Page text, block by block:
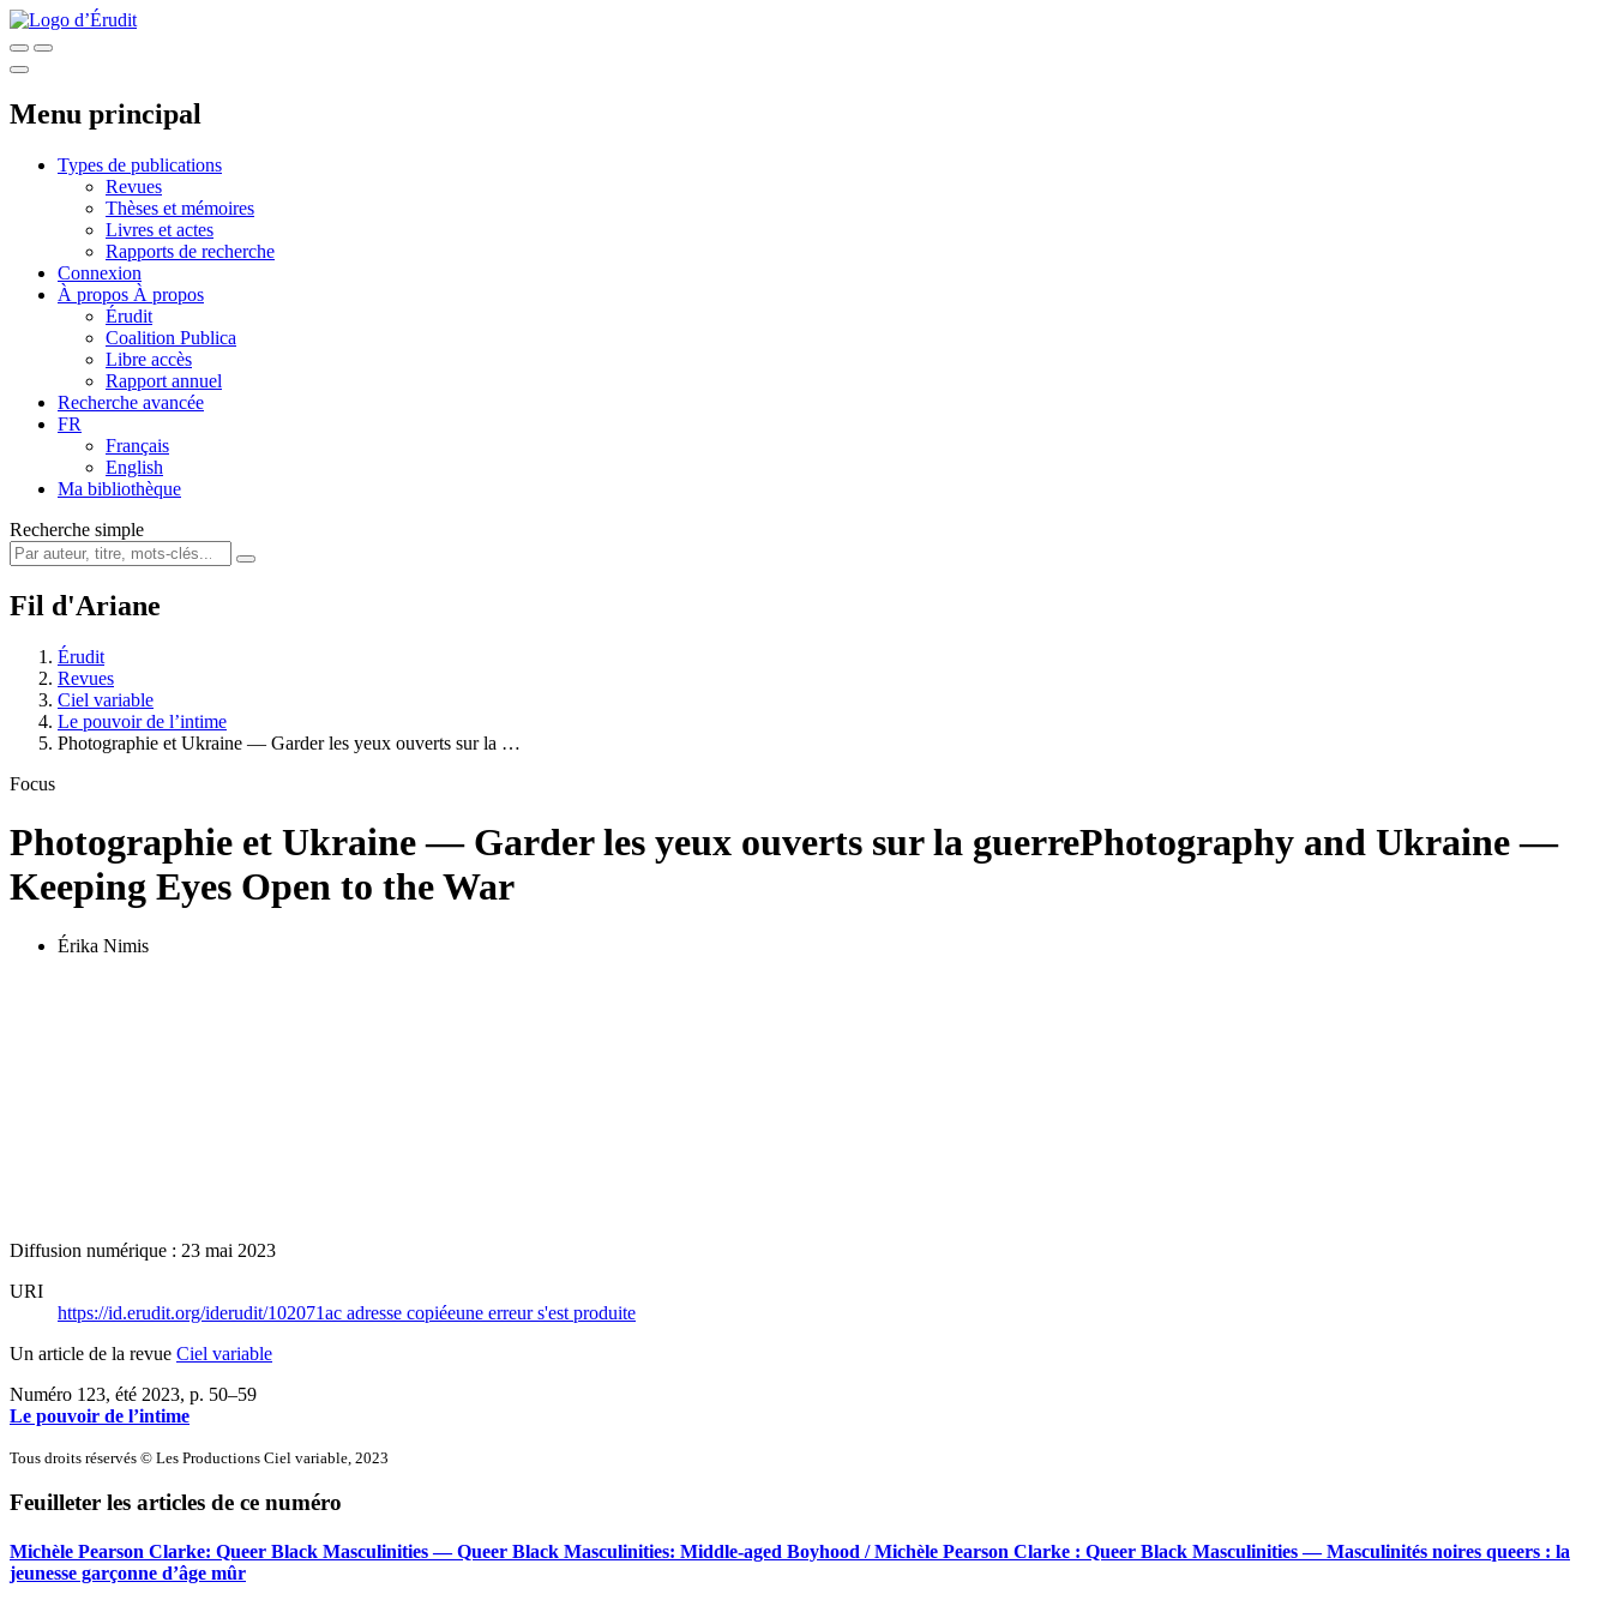
Menu principal
Types de publications
Revues
Thèses et mémoires
Livres et actes
Rapports de recherche
Connexion
À propos À propos
Érudit
Coalition Publica
Libre accès
Rapport annuel
Recherche avancée
FR
Français
English
Ma bibliothèque
Recherche simple
Fil d'Ariane
Érudit
Revues
Ciel variable
Le pouvoir de l’intime
Photographie et Ukraine — Garder les yeux ouverts sur la …
Focus
Photographie et Ukraine — Garder les yeux ouverts sur la guerrePhotography and Ukraine —
Keeping Eyes Open to the War
Érika Nimis
Diffusion numérique : 23 mai 2023
URI
https://id.erudit.org/iderudit/102071ac adresse copiéeune erreur s'est produite
Un article de la revue Ciel variable
Numéro 123, été 2023, p. 50–59
Le pouvoir de l’intime
Tous droits réservés © Les Productions Ciel variable, 2023
Feuilleter les articles de ce numéro
Michèle Pearson Clarke: Queer Black Masculinities — Queer Black Masculinities: Middle-aged Boyhood / Michèle Pearson Clarke : Queer Black Masculinities — Masculinités noires queers : la
jeunesse garçonne d’âge mûr